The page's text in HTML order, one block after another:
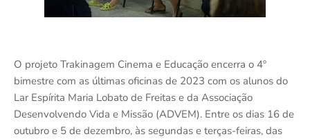
O projeto Trakinagem Cinema e Educação encerra o 4º
bimestre com as últimas oficinas de 2023 com os alunos do
Lar Espírita Maria Lobato de Freitas e da Associação
Desenvolvendo Vida e Missão (ADVEM). Entre os dias 16 de
outubro e 5 de dezembro, às segundas e terças-feiras, das